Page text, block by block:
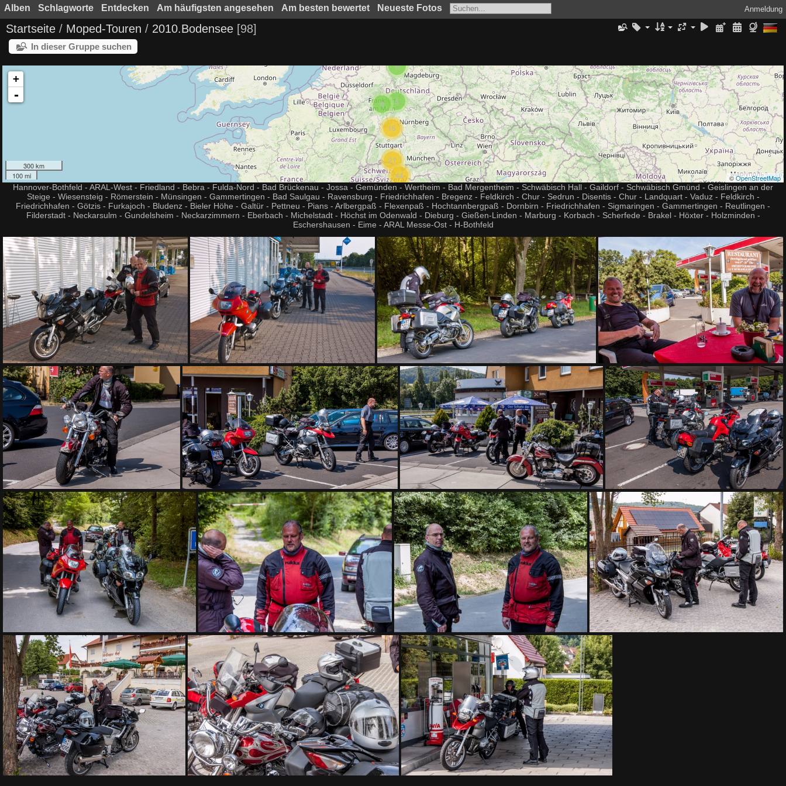
Alben Schlagworte Entdecken Am häufigsten angesehen Am besten bewertet Neueste Fotos Anmeldung
Startseite / Moped-Touren / 2010.Bodensee 98
In dieser Gruppe suchen
44
6
21
15
6
6
+
-
300 km
100 mi
©OpenStreetMap
Hannover-Bothfeld - ARAL-West - Friedland - Bebra - Fulda-Nord - Bad Brückenau - Jossa - Gemünden - Wertheim - Bad Mergentheim - Schwäbisch Hall - Gaildorf - Schwäbisch Gmünd - Geislingen an der
Steige - Wiesensteig - Römerstein - Münsingen - Gammertingen - Bad Saulgau - Ravensburg - Friedrichhafen - Bregenz - Feldkirch - Chur - Sedrun - Disentis - Chur - Landquart - Vaduz - Feldkirch -
Friedrichhafen - Götzis - Furkajoch - Bludenz - Bieler Höhe - Galtür - Pettneu - Pians - Arlbergpaß - Flexenpaß - Hochtannbergpaß - Dornbirn - Friedrichhafen - Sigmaringen - Gammertingen - Reutlingen -
Filderstadt - Neckarsulm - Gundelsheim - Neckarzimmern - Eberbach - Michelstadt - Höchst im Odenwald - Dieburg - Gießen-Linden - Marburg - Korbach - Scherfede - Brakel - Höxter - Holzminden -
Eschershausen - Eime - ARAL Messe-Ost - H-Bothfeld
DSC 7662 DSC 7663 DSC 7664 DSC 7665
DSC 7666 DSC 7667 DSC 7668 DSC 7669
DSC 7670 DSC 7671 DSC 7672